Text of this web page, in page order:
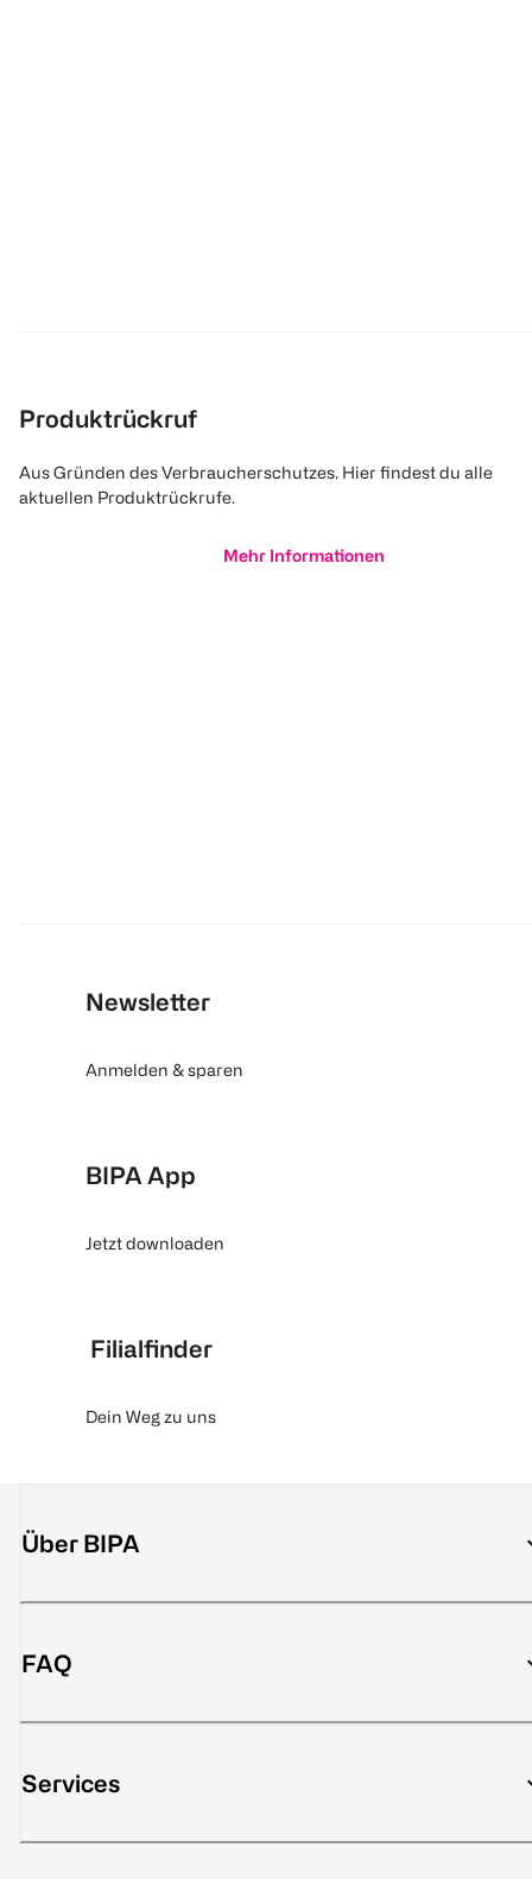
Produktrückruf
Aus Gründen des Verbraucherschutzes. Hier findest du alle
aktuellen Produktrückrufe.
Mehr Informationen
Newsletter
Anmelden & sparen
BIPA App
Jetzt downloaden
Filialfinder
Dein Weg zu uns
Über BIPA
FAQ
Services